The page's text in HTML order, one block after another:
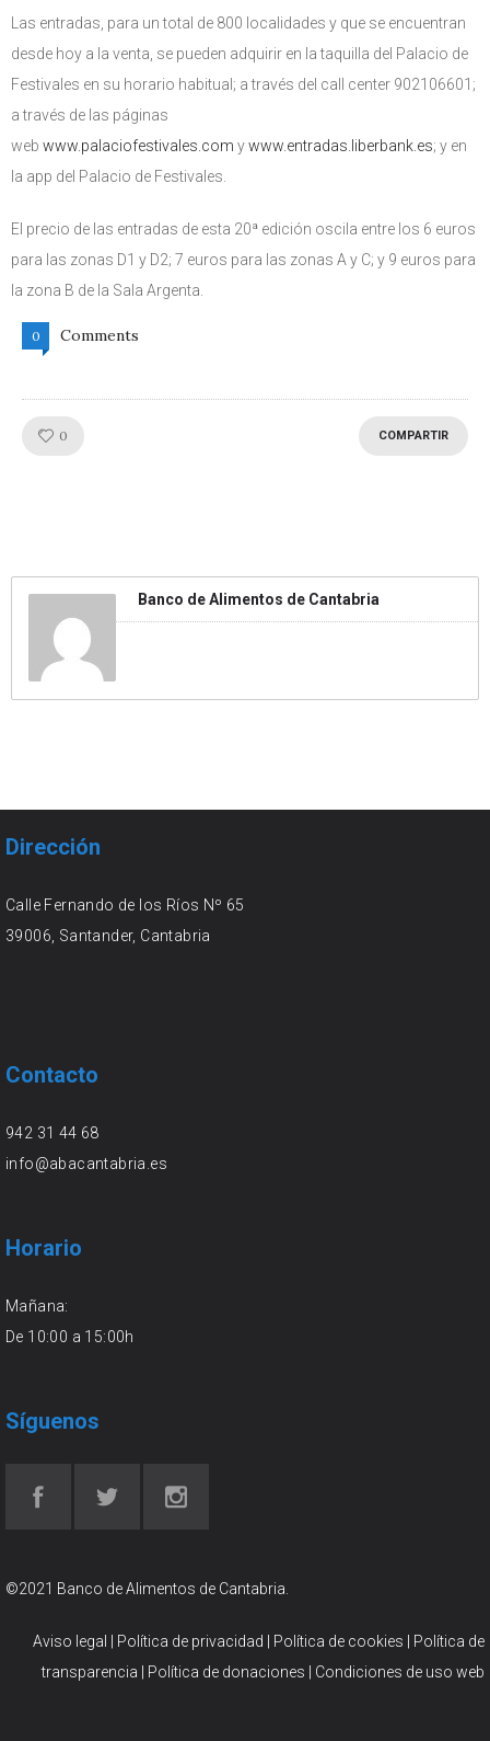
Las entradas, para un total de 800 localidades y que se encuentran
desde hoy a la venta, se pueden adquirir en la taquilla del Palacio de
Festivales en su horario habitual; a través del call center 902106601;
a través de las páginas
web www.palaciofestivales.com ywww.entradas.liberbank.es; y en
la app del Palacio de Festivales.
El precio de las entradas de esta 20ª edición oscila entre los 6 euros
para las zonas D1 y D2; 7 euros para las zonas A y C; y 9 euros para
la zona B de la Sala Argenta.
0 Comments
0 COMPARTIR
Banco de Alimentos de Cantabria
Dirección
Calle Fernando de los Ríos Nº 65
39006, Santander, Cantabria
Contacto
942 31 44 68
info@abacantabria.es
Horario
Mañana:
De 10:00 a 15:00h
Síguenos
©2021 Banco de Alimentos de Cantabria.
Aviso legal Política de privacidad Política de cookies
Política de
transparencia
Política de donaciones Condiciones de uso web